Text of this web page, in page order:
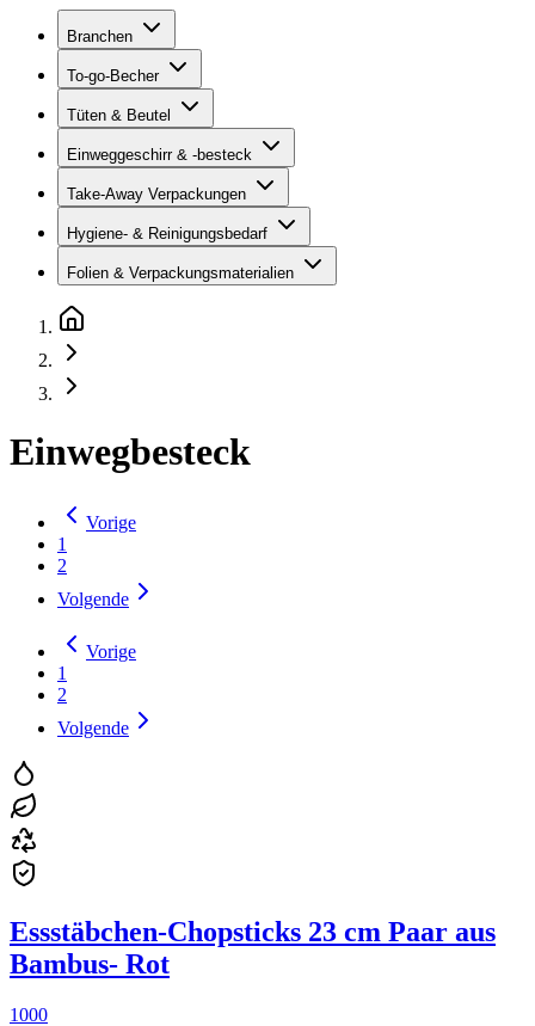
Branchen
To-go-Becher
Tüten & Beutel
Einweggeschirr & -besteck
Take-Away Verpackungen
Hygiene- & Reinigungsbedarf
Folien & Verpackungsmaterialien
Einwegbesteck
Vorige
1
2
Volgende
Vorige
1
2
Volgende
Essstäbchen-Chopsticks 23 cm Paar aus
Bambus- Rot
1000